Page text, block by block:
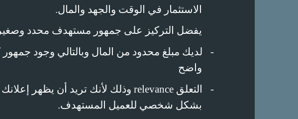
الاستثمار في الوقت والجهد والمال.
يفضل التركيز على جمهور مستهدف محدد وصغير
-
لديك مبلغ محدود من المال وبالتالي وجود
واضح
-
التعلقrelevance وذلك لأنك تريد أن يظهر
بشكل شخصي للعميل المستهدف.